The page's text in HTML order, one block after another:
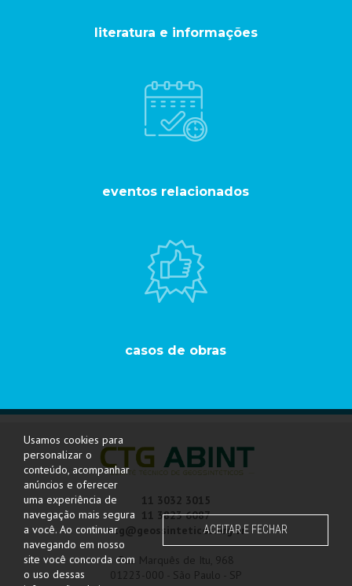
literatura e informações
eventos relacionados
casos de obras
11 3032 3015
11 3823 6087
ctg@geossinteticos.org.br
Rua Marquês de Itu, 968
01223-000 - São Paulo - SP
Usamos cookies para
personalizar o
conteúdo, acompanhar
anúncios e oferecer
uma experiência de
navegação mais segura
a você. Ao continuar
navegando em nosso
site você concorda com
o uso dessas
ACEITAR E FECHAR